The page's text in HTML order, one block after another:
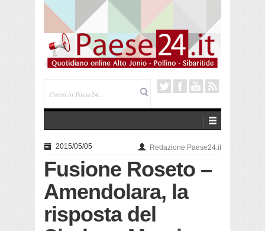
Trebisacce. Cento anni per la processione in mare
di San Rocco. Arriva la reliquia
2015/05/05 Redazione Paese24.it
Fusione Roseto –
Amendolara, la
risposta del